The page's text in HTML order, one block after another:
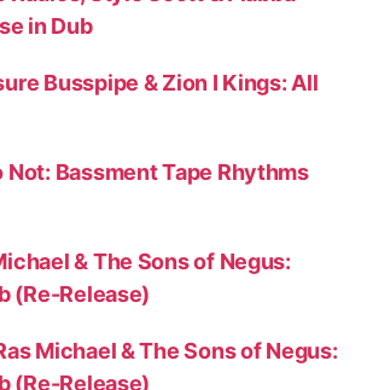
in Dub
Busspipe & Zion I Kings: All
Not: Bassment Tape Rhythms
& The Sons of Negus:
(Re-Release)
Michael & The Sons of Negus:
(Re-Release)